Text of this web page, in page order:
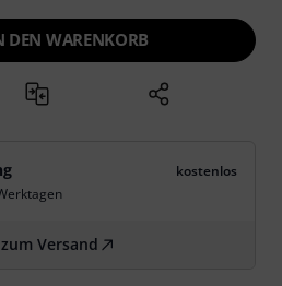
DEN WARENKORB
kostenlos
Versand